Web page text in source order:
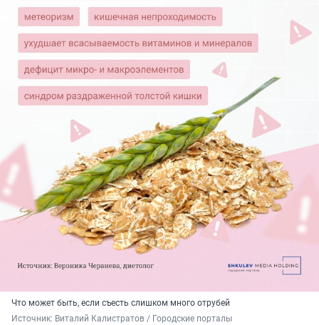
Что может быть, если съесть слишком много отрубей
Источник: Виталий Калистратов / Городские порталы